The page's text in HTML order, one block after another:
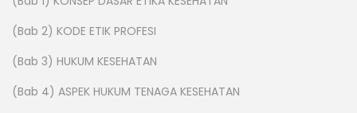
(Bab 2) KODE ETIK PROFESI
(Bab 3) HUKUM KESEHATAN
(Bab 4) ASPEK HUKUM TENAGA KESEHATAN